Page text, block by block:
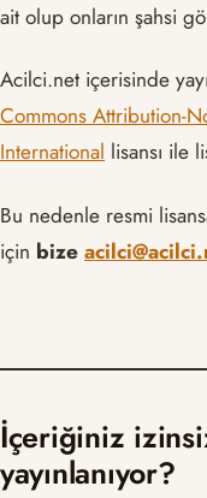
ait olup onların şahsi
Acilci.net içerisinde
Commons Attribution-
International lisansı ile
Bu nedenle resmi
için bize
İçeriğiniz
yayınlanıyor?